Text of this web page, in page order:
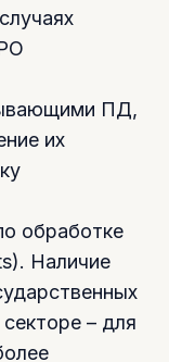
ПД,
их
обработке
Наличие
– для